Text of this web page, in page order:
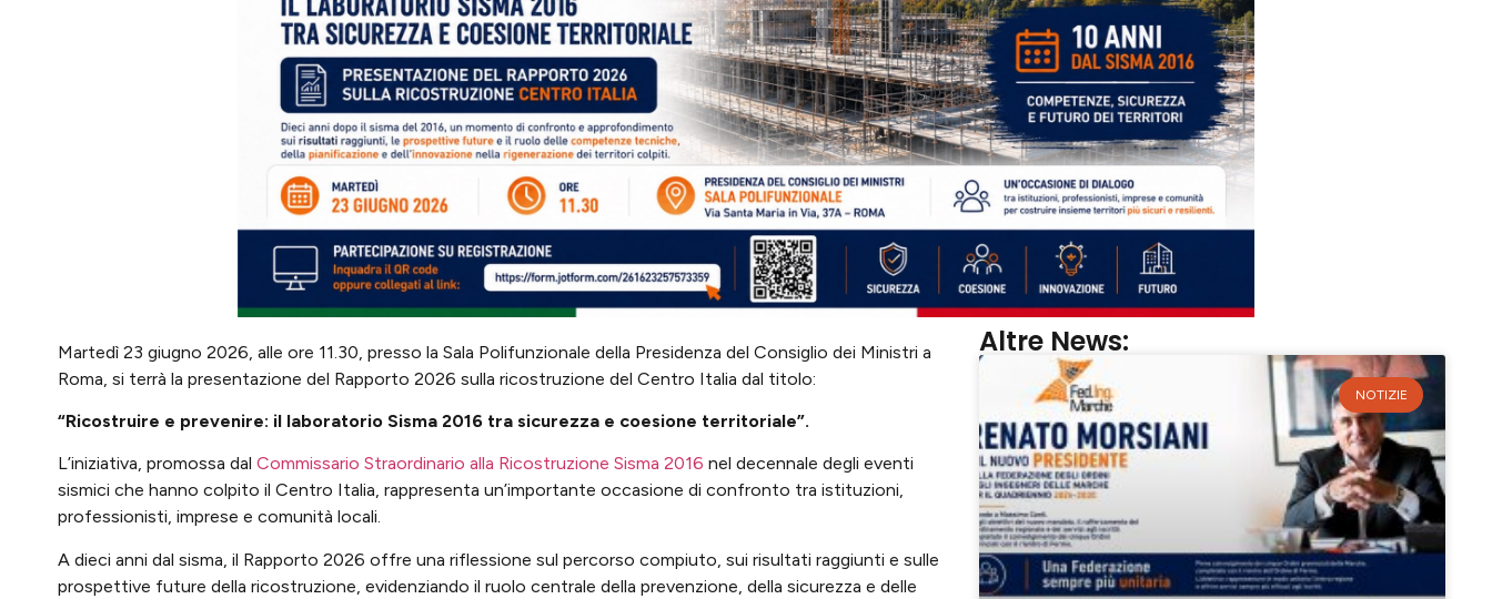
Martedì 23 giugno 2026, alle ore 11.30, presso la Sala Polifunzionale della Presidenza del Consiglio dei Ministri a
Roma, si terrà la presentazione del Rapporto 2026 sulla ricostruzione del Centro Italia dal titolo:
“Ricostruire e prevenire: il laboratorio Sisma 2016 tra sicurezza e coesione territoriale”.
L’iniziativa, promossa dal Commissario Straordinario alla Ricostruzione Sisma 2016 nel decennale degli eventi
sismici che hanno colpito il Centro Italia, rappresenta un’importante occasione di confronto tra istituzioni,
professionisti, imprese e comunità locali.
A dieci anni dal sisma, il Rapporto 2026 offre una riflessione sul percorso compiuto, sui risultati raggiunti e sulle
prospettive future della ricostruzione, evidenziando il ruolo centrale della prevenzione, della sicurezza e delle
Altre News:
NOTIZIE